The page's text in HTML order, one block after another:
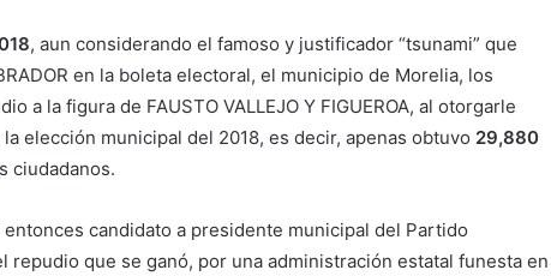
, aun considerando el famoso y justificador “tsunami” que
en la boleta electoral, el municipio de Morelia, los
a la figura de FAUSTO VALLEJO Y FIGUEROA, al otorgarle
elección municipal del 2018, es decir, apenas obtuvo 29,880
ciudadanos.
candidato a presidente municipal del Partido
repudio que se ganó, por una administración estatal funesta en